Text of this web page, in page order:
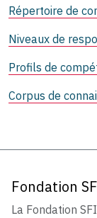
Répertoire de
Niveaux de
Profils de
Corpus de
Fondation
La Fondation